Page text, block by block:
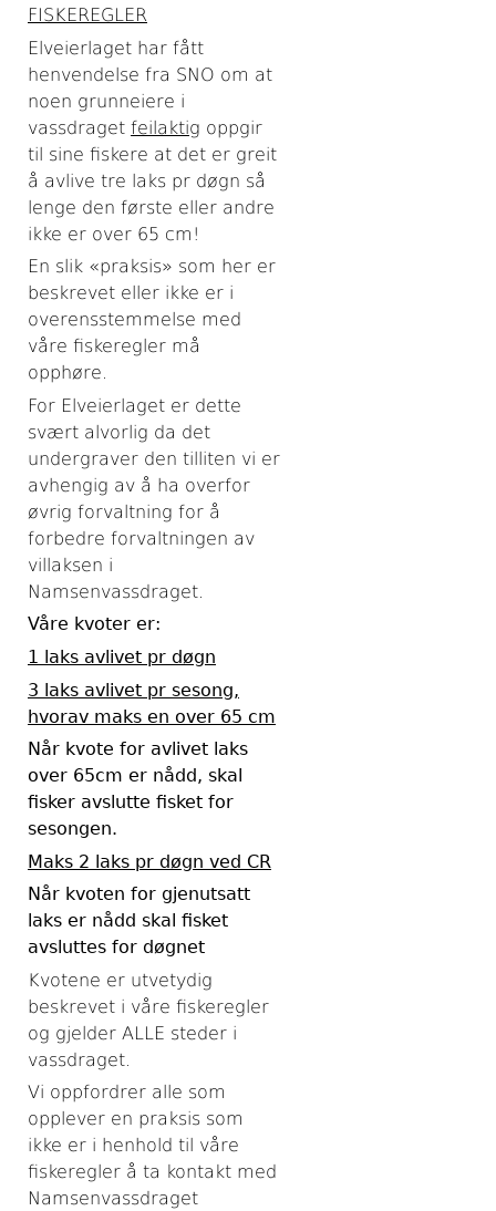
FISKEREGLER
Elveierlaget har fått
henvendelse fra SNO om at
noen grunneiere i
vassdraget feilaktig oppgir
til sine fiskere at det er greit
å avlive tre laks pr døgn så
lenge den første eller andre
ikke er over 65 cm!
En slik «praksis» som her er
beskrevet eller ikke er i
overensstemmelse med
våre fiskeregler må
opphøre.
For Elveierlaget er dette
svært alvorlig da det
undergraver den tilliten vi er
avhengig av å ha overfor
øvrig forvaltning for å
forbedre forvaltningen av
villaksen i
Namsenvassdraget.
Våre kvoter er:
1 laks avlivet pr døgn
3 laks avlivet pr sesong,
hvorav maks en over 65 cm
Når kvote for avlivet laks
over 65cm er nådd, skal
fisker avslutte fisket for
sesongen.
Maks 2 laks pr døgn ved CR
Når kvoten for gjenutsatt
laks er nådd skal fisket
avsluttes for døgnet
Kvotene er utvetydig
beskrevet i våre fiskeregler
og gjelder ALLE steder i
vassdraget.
Vi oppfordrer alle som
opplever en praksis som
ikke er i henhold til våre
fiskeregler å ta kontakt med
Namsenvassdraget